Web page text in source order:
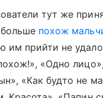
тут же
похож
им прийти не
«Одно
«Как будто не